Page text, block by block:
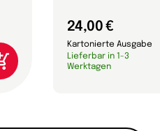
24,00 €
Kartonierte Ausgabe
Lieferbar in 1-3
Werktagen